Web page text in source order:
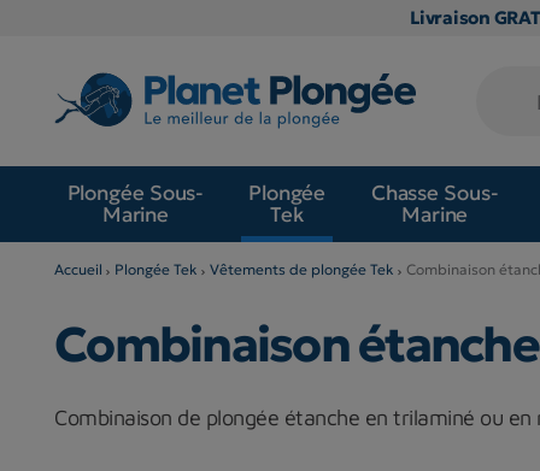
Livraison
Plongée Sous-
Marine
Plongée
Tek
Chasse Sous-
Marine
Accueil Plongée Tek Vêtements de plongée Tek Combinaison
Combinaison
Combinaison de plongée étanche en trilaminé ou en